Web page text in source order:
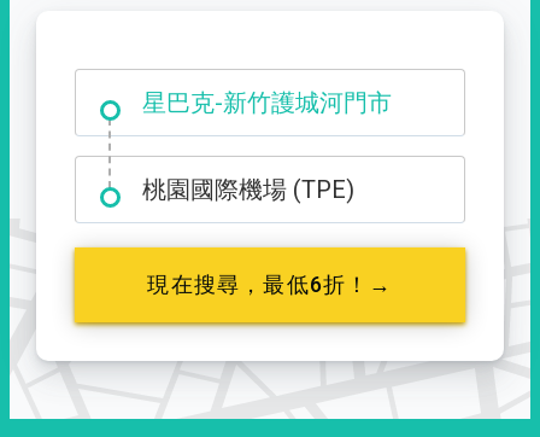
星巴克-新竹護城河門市
大霸尖山登山口
桃園國際機場 (TPE)
現在搜尋，最低6折！→